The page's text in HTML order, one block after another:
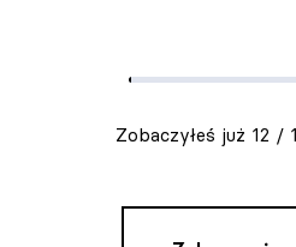
Zobaczyłeś już 12 /
Twój.
inaczej.
punkt